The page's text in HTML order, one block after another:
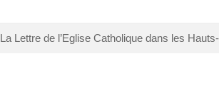
La Lettre de l’Eglise Catholique dans les